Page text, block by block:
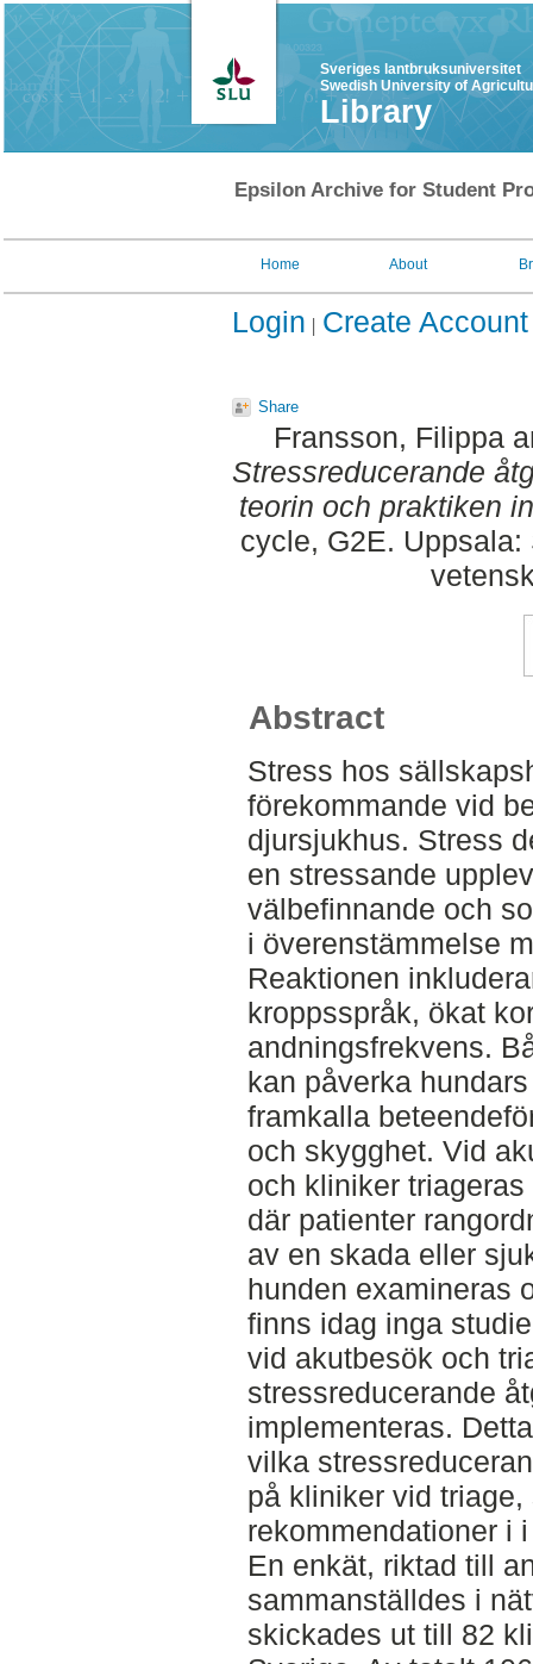
Sveriges lantbruksuniversitet
Swedish University of
Library
Epsilon Archive for Student
Home About
Login Create Account
Share
Fransson, Filippa
Stressreducerande
teorin och praktiken
cycle, G2E.
Abstract
Stress hos
förekommande vid
djursjukhus. Stress
en stressande
välbefinnande och
i överenstämmelse
Reaktionen
kroppsspråk, ökat
andningsfrekvens.
kan påverka
framkalla
och skygghet. Vid
och kliniker
där patienter
av en skada eller
hunden examineras
finns idag inga
vid akutbesök och
stressreducerande
implementeras.
vilka
på kliniker vid
rekommendationer i
En enkät, riktad till
sammanställdes i
skickades ut till 82